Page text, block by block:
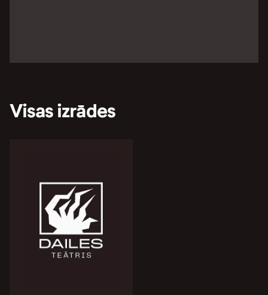
Visas izrādes